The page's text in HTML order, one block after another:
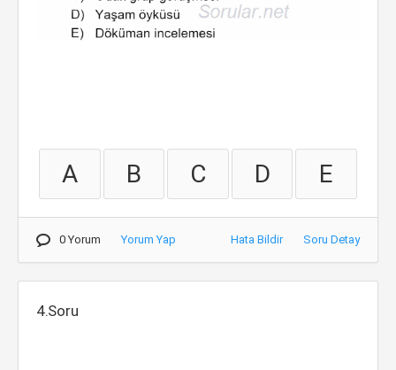
A B C D E
0 Yorum Yorum Yap Hata Bildir Soru Detay
4.Soru